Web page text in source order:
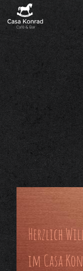
Herzlich
im Casa